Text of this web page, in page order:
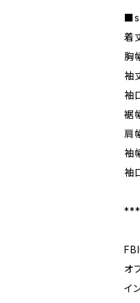
着
胸
袖
袖
裾
肩
袖
袖
オ
イ